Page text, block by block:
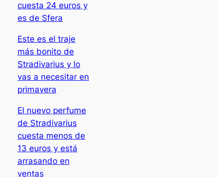
cuesta 24 euros y
es de Sfera
Este es el traje
más bonito de
Stradivarius y lo
vas a necesitar en
primavera
El nuevo perfume
de Stradivarius
cuesta menos de
13 euros y está
arrasando en
ventas